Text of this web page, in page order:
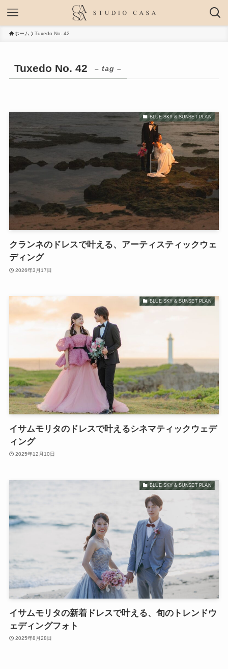
ホーム Tuxedo No. 42
Tuxedo No. 42 – tag –
BLUE SKY & SUNSET PLAN
クランネのドレスで叶える、アーティスティックウェ
ディング
2026年3月17日
BLUE SKY & SUNSET PLAN
イサムモリタのドレスで叶えるシネマティックウェデ
ィング
2025年12月10日
BLUE SKY & SUNSET PLAN
イサムモリタの新着ドレスで叶える、旬のトレンドウ
ェディングフォト
2025年8月28日